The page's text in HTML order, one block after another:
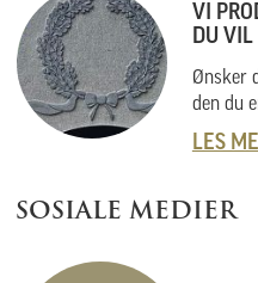
VI
DU VIL
Ønsker
den du
også
med
om du
LES
SOSIALE MEDIER